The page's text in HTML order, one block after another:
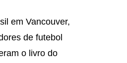
em Vancouver,
de futebol
o livro do